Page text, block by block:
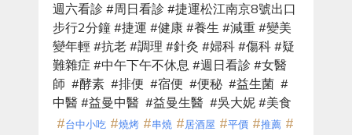
週六看診 #周日看診 #捷運松江南京8號出口
步行2分鐘 #捷運 #健康 #養生 #減重 #變美
變年輕 #抗老 #調理 #針灸 #婦科 #傷科 #疑
難雜症 #中午下午不休息 #週日看診 #女醫
師 #酵素 #排便 #宿便 #便秘 #益生菌 #
中醫 #益曼中醫 #益曼生醫 #吳大妮 #美食
#台中小吃 #燒烤 #串燒 #居酒屋 #平價 #推薦 #